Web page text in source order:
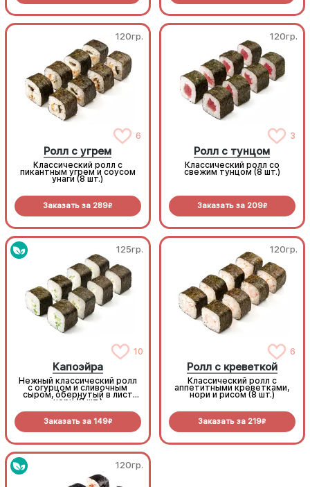
120гр.
6
Ролл с угрем
Классический ролл с
пикантным угрем и соусом
унаги (8 шт.)
Заказать за 289R
120гр.
3
Ролл с тунцом
Классический ролл со
свежим тунцом (8 шт.)
Заказать за 209R
125гр.
10
Капоэйра
Нежный классический ролл
с огурцом и сливочным
сыром, обернутый в лист
нори (8 шт.)
Заказать за 149R
120гр.
6
Ролл с креветкой
Классический ролл с
аппетитными креветками,
нори и рисом (8 шт.)
Заказать за 219R
120гр.